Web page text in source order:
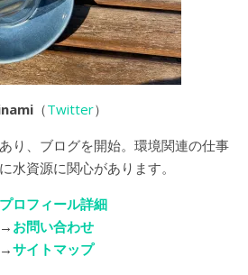
（Twitter）
り、ブログを開始。環境関連の仕事
水資源に関心があります。
プロフィール詳細
→ お問い合わせ
→サイトマップ